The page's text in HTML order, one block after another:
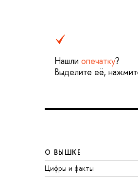
Нашли опечатку?
Выделите её,
О ВЫШКЕ
Цифры и факты